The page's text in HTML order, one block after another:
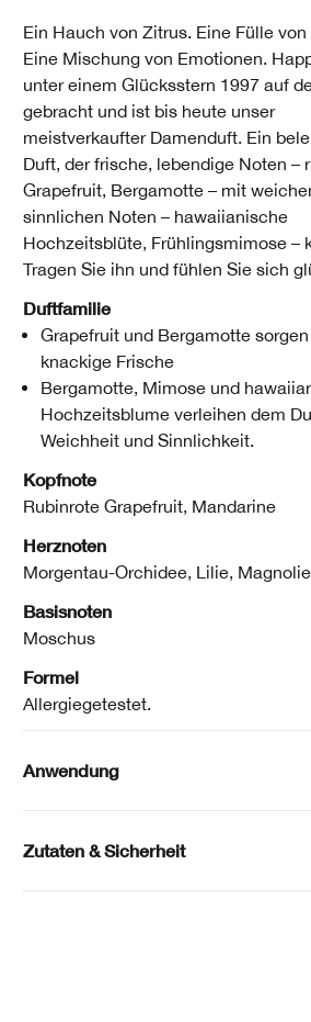
Ein Hauch von Zitrus. Eine Fülle
Eine Mischung von Emotionen.
unter einem Glücksstern 1997 auf
gebracht und ist bis heute unser
meistverkaufter Damenduft. Ein
Duft, der frische, lebendige Noten –
Grapefruit, Bergamotte – mit
sinnlichen Noten – hawaiianische
Hochzeitsblüte, Frühlingsmimose –
Tragen Sie ihn und fühlen Sie sich
Duftfamilie
Grapefruit und Bergamotte
knackige Frische
Bergamotte, Mimose und
Hochzeitsblume verleihen dem
Weichheit und Sinnlichkeit.
Kopfnote
Rubinrote Grapefruit, Mandarine
Herznoten
Morgentau-Orchidee, Lilie, Magnolie
Basisnoten
Moschus
Formel
Allergiegetestet.
Anwendung
Zutaten & Sicherheit